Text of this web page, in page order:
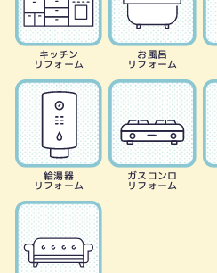
キッチン
リフォーム
お風呂
リフォーム
給湯器
リフォーム
ガスコンロ
リフォーム